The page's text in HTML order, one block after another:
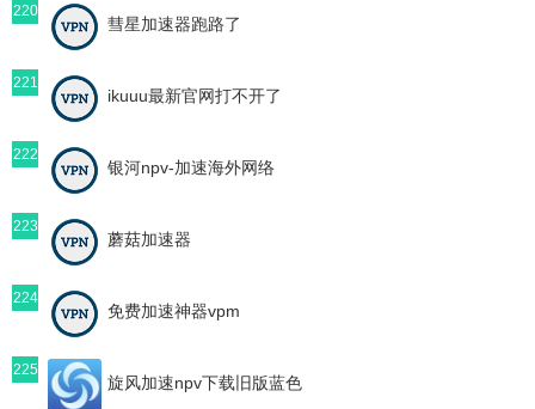
220
彗星加速器跑路了
221
ikuuu最新官网打不开了
222
银河npv-加速海外网络
223
蘑菇加速器
224
免费加速神器vpm
225
旋风加速npv下载旧版蓝色